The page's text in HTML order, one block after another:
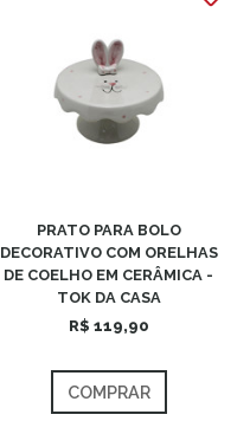
PRATO PARA BOLO
DECORATIVO COM ORELHAS
DE COELHO EM CERÂMICA -
TOK DA CASA
R$ 119,90
COMPRAR